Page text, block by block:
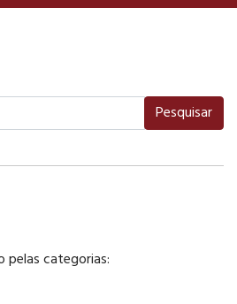
Pesquisar
pelas categorias: